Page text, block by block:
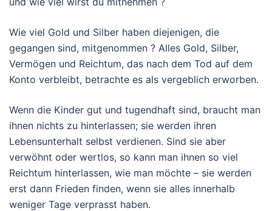
Wie viel Gold und Silber haben diejenigen, die
gegangen sind, mitgenommen ? Alles Gold, Silber,
Vermögen und Reichtum, das nach dem Tod auf dem
Konto verbleibt, betrachte es als vergeblich erworben.
Wenn die Kinder gut und tugendhaft sind, braucht man
ihnen nichts zu hinterlassen; sie werden ihren
Lebensunterhalt selbst verdienen. Sind sie aber
verwöhnt oder wertlos, so kann man ihnen so viel
Reichtum hinterlassen, wie man möchte – sie werden
erst dann Frieden finden, wenn sie alles innerhalb
weniger Tage verprasst haben.